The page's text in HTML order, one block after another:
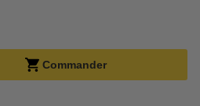
Commander